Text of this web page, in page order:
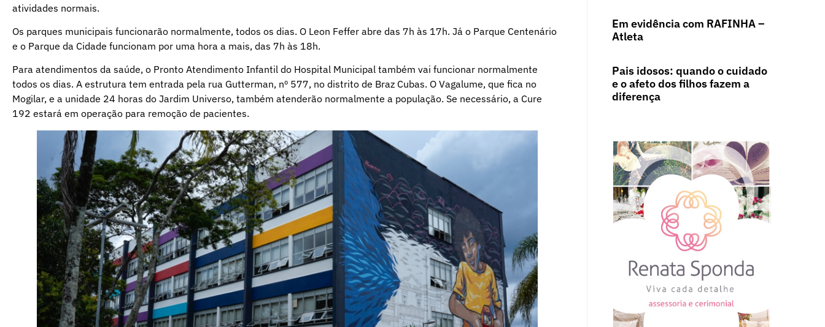
atividades normais.
Os parques municipais funcionarão normalmente, todos os dias. O Leon Feffer abre das 7h às 17h. Já o Parque Centenário
e o Parque da Cidade funcionam por uma hora a mais, das 7h às 18h.
Para atendimentos da saúde, o Pronto Atendimento Infantil do Hospital Municipal também vai funcionar normalmente
todos os dias. A estrutura tem entrada pela rua Gutterman, nº 577, no distrito de Braz Cubas. O Vagalume, que fica no
Mogilar, e a unidade 24 horas do Jardim Universo, também atenderão normalmente a população. Se necessário, a Cure
192 estará em operação para remoção de pacientes.
Em evidência com RAFINHA –
Atleta
Pais idosos: quando o cuidado
e o afeto dos filhos fazem a
diferença